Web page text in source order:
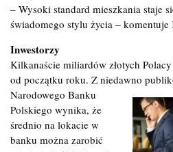
– Wysoki standard mieszkania staje
świadomego stylu życia –
Inwestorzy
Kilkanaście miliardów złotych
od początku roku. Z niedawno
Narodowego Banku
Polskiego wynika, że
średnio na lokacie w
banku można zarobić